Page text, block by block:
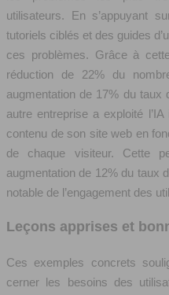
utilisateurs. En s’appuyant
tutoriels ciblés et des guides
ces problèmes. Grâce à
réduction de 22% du
augmentation de 17% du
autre entreprise a exploité
contenu de son site web en
de chaque visiteur. Cette
augmentation de 12% du taux
notable de l’engagement des
Leçons apprises et
Ces exemples concrets
cerner les besoins des